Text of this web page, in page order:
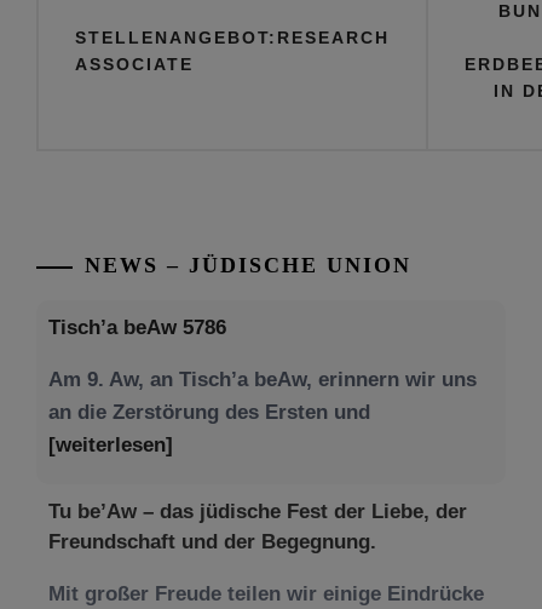
STELLENANGEBOT:RESEARCH
ASSOCIATE
IN
NEWS – JÜDISCHE UNION
Tisch’a beAw 5786
Am 9. Aw, an Tisch’a beAw, erinnern wir uns
an die Zerstörung des Ersten und
[weiterlesen]
Tu be’Aw – das jüdische Fest der Liebe, der
Freundschaft und der Begegnung.
Mit großer Freude teilen wir einige Eindrücke